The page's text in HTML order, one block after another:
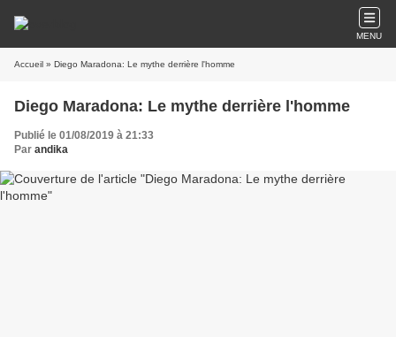
MENU
Accueil » Diego Maradona: Le mythe derrière l'homme
Diego Maradona: Le mythe derrière l'homme
Publié le 01/08/2019 à 21:33
Par andika